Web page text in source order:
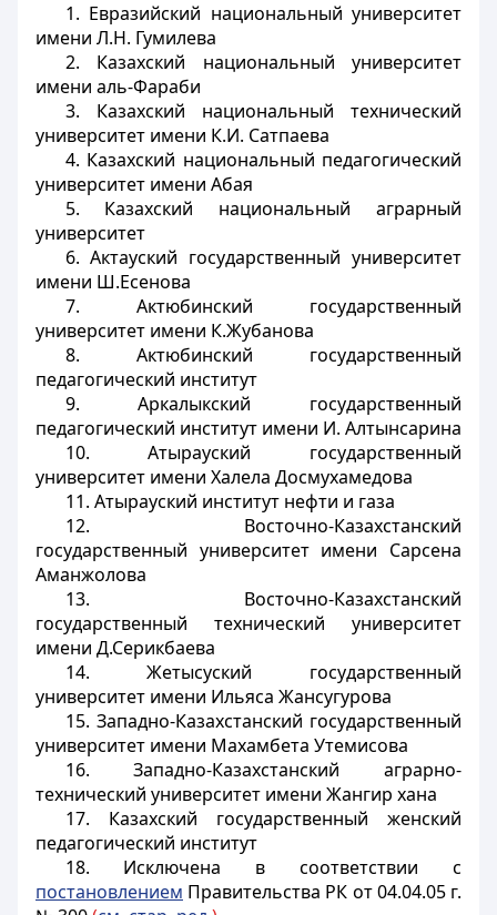
1. Евразийский национальный университет
имени Л.Н. Гумилева
2. Казахский национальный университет
имени аль-Фараби
3. Казахский национальный технический
университет имени К.И. Сатпаева
4. Казахский национальный педагогический
университет имени Абая
5. Казахский национальный аграрный
университет
6. Актауский государственный университет
имени Ш.Есенова
7. Актюбинский государственный
университет имени К.Жубанова
8. Актюбинский государственный
педагогический институт
9. Аркалыкский государственный
педагогический институт имени И. Алтынсарина
10. Атырауский государственный
университет имени Халела Досмухамедова
11. Атырауский институт нефти и газа
12. Восточно-Казахстанский
государственный университет имени Сарсена
Аманжолова
13. Восточно-Казахстанский
государственный технический университет
имени Д.Серикбаева
14. Жетысуский государственный
университет имени Ильяса Жансугурова
15. Западно-Казахстанский государственный
университет имени Махамбета Утемисова
16. Западно-Казахстанский аграрно-
технический университет имени Жангир хана
17. Казахский государственный женский
педагогический институт
18. Исключена в соответствии с
постановлением Правительства РК от 04.04.05 г.